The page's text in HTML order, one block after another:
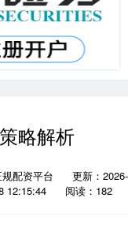
略解析
配资平台
更新：2026-
12:15:44
阅读：182